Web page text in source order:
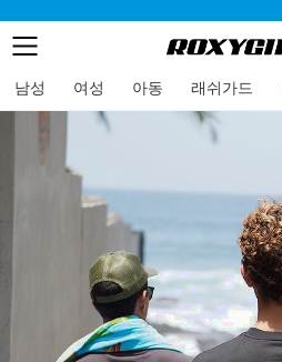
메뉴
로고
남성 여성 아동 래쉬가드